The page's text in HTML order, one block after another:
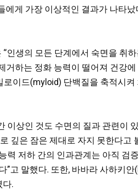
게 가장 이상적인 결과가 나타
생의 모든 단계에서 숙면을 취
거하는 정화 능력이 떨어져 건강에
로이드(myloid) 단백질을 축적시켜
이상인 것도 수면의 질과 관련이
깊은 잠은 제대로 자지 못한다고
력 저하 간의 인과관계는 아직 검
말했다. 또한, 바바라 사하키안
다.